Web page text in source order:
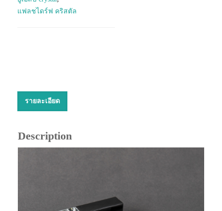
แฟลชไดร์ฟ คริสตัล
รายละเอียด
Description